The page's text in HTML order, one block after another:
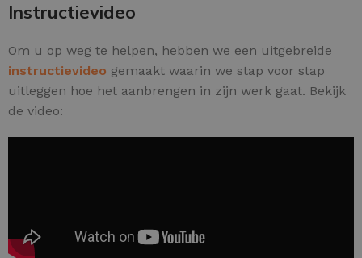
Instructievideo
Om u op weg te helpen, hebben we een uitgebreide
instructievideo gemaakt waarin we stap voor stap
uitleggen hoe het aanbrengen in zijn werk gaat. Bekijk
de video: